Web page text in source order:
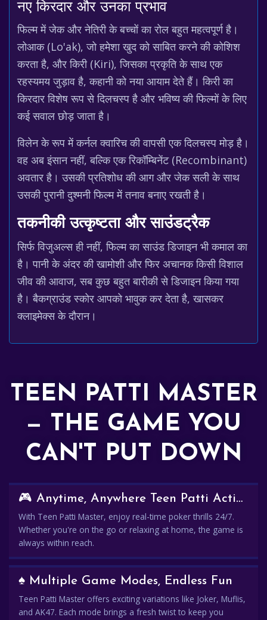
नए किरदार और उनका प्रभाव
फिल्म में जेक और नेतिरी के बच्चों का रोल बहुत महत्वपूर्ण है।
लोआक (Lo'ak), जो हमेशा खुद को साबित करने की कोशिश
करता है, और किरी (Kiri), जिसका प्रकृति के साथ एक
रहस्यमय जुड़ाव है, कहानी को नया आयाम देते हैं। किरी का
किरदार विशेष रूप से दिलचस्प है और भविष्य की फिल्मों के लिए
कई सवाल छोड़ जाता है।
विलेन के रूप में कर्नल क्वारिच की वापसी एक दिलचस्प मोड़ है।
वह अब इंसान नहीं, बल्कि एक रिकॉम्बिनेंट (Recombinant)
अवतार है। उसकी प्रतिशोध की आग और जेक सली के साथ
उसकी पुरानी दुश्मनी फिल्म में तनाव बनाए रखती है।
तकनीकी उत्कृष्टता और साउंडट्रैक
सिर्फ विजुअल्स ही नहीं, फिल्म का साउंड डिजाइन भी कमाल का
है। पानी के अंदर की खामोशी और फिर अचानक किसी विशाल
जीव की आवाज, सब कुछ बहुत बारीकी से डिजाइन किया गया
है। बैकग्राउंड स्कोर आपको भावुक कर देता है, खासकर
क्लाइमेक्स के दौरान।
TEEN PATTI MASTER
— THE GAME YOU
CAN'T PUT DOWN
🎮 Anytime, Anywhere Teen Patti Action
With Teen Patti Master, enjoy real-time poker thrills 24/7.
Whether you're on the go or relaxing at home, the game is
always within reach.
♠️ Multiple Game Modes, Endless Fun
Teen Patti Master offers exciting variations like Joker, Muflis,
and AK47. Each mode brings a fresh twist to keep you